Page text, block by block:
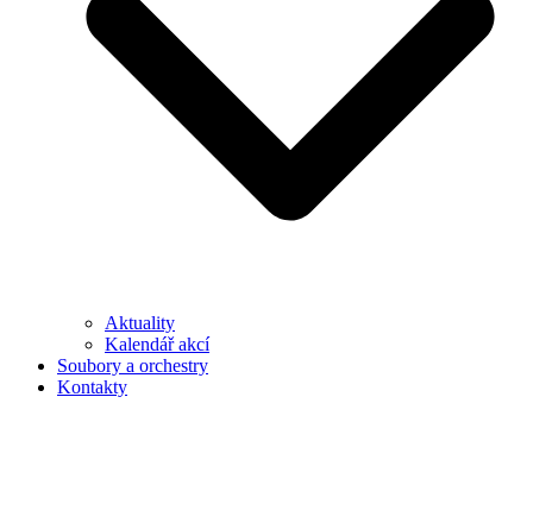
Aktuality
Kalendář akcí
Soubory a orchestry
Kontakty